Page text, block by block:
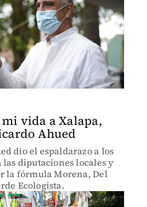
vida a Xalapa,
Ahued
dio el espaldarazo a los
las diputaciones locales y
la fórmula Morena, Del
Ecologista.